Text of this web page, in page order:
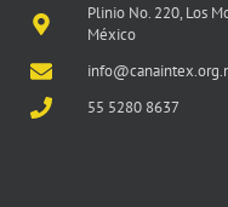
Plinio No. 220, Los
México
55 5280 8637